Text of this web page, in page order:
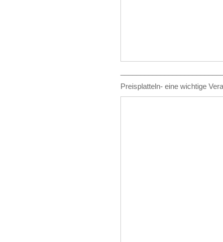
Preisplatteln- eine wichtige